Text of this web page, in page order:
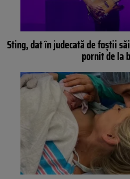
Sting, dat în judecată de foștii
pornit de la